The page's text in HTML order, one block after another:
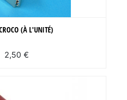
(À L'UNITÉ)
2,50 €